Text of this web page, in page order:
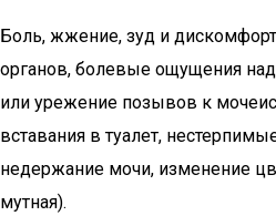
Боль, жжение, зуд и
органов, болевые ощущения
или урежение позывов к
вставания в туалет,
недержание мочи, изменение
мутная).